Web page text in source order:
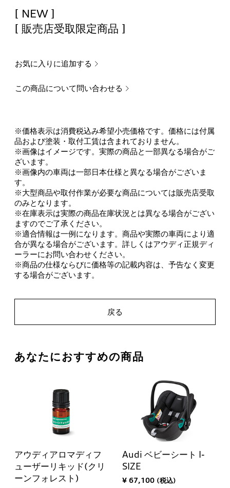
[ NEW ]
[ 販売店受取限定商品 ]
お気に入りに追加する
この商品について問い合わせる
※価格表示は消費税込み希望小売価格です。価格には付属
品および塗装・取付工賃は含まれておりません。
※画像はイメージです。実際の商品と一部異なる場合がご
ざいます。
※画像内の車両は一部日本仕様と異なる場合がございま
す。
※大型商品や取付作業が必要な商品については販売店受取
のみとなります。
※在庫表示は実際の商品在庫状況とは異なる場合がござい
ますのでご了承ください。
※適合情報は一例になります。商品や実際の車両により適
合が異なる場合がございます。詳しくはアウディ正規ディ
ーラーにお問い合わせください。
※商品の仕様ならびに価格等の記載内容は、予告なく変更
する場合がございます。
戻る
あなたにおすすめの商品
アウディアロマディフ
ューザーリキッド(クリ
ーンフォレスト)
Audi ベビーシート I-
SIZE
¥ 67,100 (税込)